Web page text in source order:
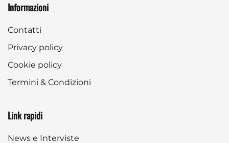
Informazioni
Contatti
Privacy policy
Cookie policy
Termini & Condizioni
Link rapidi
News e Interviste